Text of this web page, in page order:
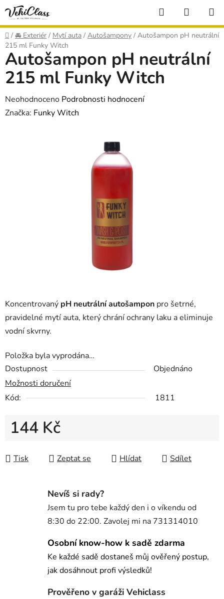
Přejít
obsah
Hledat
KOŠÍK
Domů
/ 🚘 Exteriér / Mytí auta / Autošampony / Autošampon pH neutrální
215 ml Funky Witch
Koncentrovaný pH neutrální autošampon pro šetrné,
pravidelné mytí auta, který chrání ochrany laku a eliminuje
vodní skvrny.
Položka byla vyprodána…
Dostupnost
Objednáno
Možnosti doručení
Kód:
1811
144 Kč
Tisk
Zeptat se Hlídat Sdílet
Autošampon pH neutrální
215 ml Funky Witch
Průměrné
hodnocení
Neohodnoceno Podrobnosti hodnocení
Značka: Funky Witch
Nevíš si rady?
Jsem tu pro tebe každý den i o víkendu od
8:30 do 22:00. Zavolej mi na 731314010
Osobní know-how k sadě zdarma
Ke každé sadě dostaneš můj ověřený postup,
jak dosáhnout profi výsledků!
Prověřeno v garáži Vehiclass